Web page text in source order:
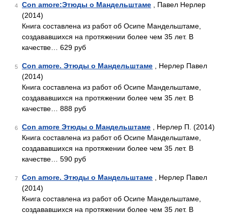
4 Con amore:Этюды о Мандельштаме , Павел Нерлер
(2014)
Книга составлена из работ об Осипе Мандельштаме,
создававшихся на протяжении более чем 35 лет. В
качестве… 629 руб
5 Con amore. Этюды о Мандельштаме , Нерлер Павел
(2014)
Книга составлена из работ об Осипе Мандельштаме,
создававшихся на протяжении более чем 35 лет. В
качестве… 888 руб
6 Con amore Этюды о Мандельштаме , Нерлер П. (2014)
Книга составлена из работ об Осипе Мандельштаме,
создававшихся на протяжении более чем 35 лет. В
качестве… 590 руб
7 Con amore. Этюды о Мандельштаме , Нерлер Павел
(2014)
Книга составлена из работ об Осипе Мандельштаме,
создававшихся на протяжении более чем 35 лет. В